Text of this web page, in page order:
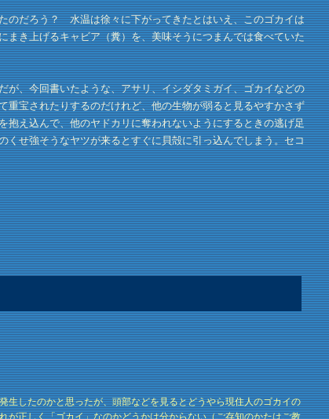
のだろう？ 水温は徐々に下がってきたとはいえ、このゴカイは
き上げるキャビア（糞）を、美味そうにつまんでは食べていた
、今回書いたような、アサリ、イシダタミガイ、ゴカイなどの
宝されたりするのだけれど、他の生物が弱ると見るやすかさず
え込んで、他のヤドカリに奪われないようにするときの逃げ足
せ強そうなヤツが来るとすぐに貝殻に引っ込んでしまう。セコ
したのかと思ったが、頭部などを見るとどうやら現住人のゴカイの
正しく「ゴカイ」なのかどうかは分からない（ご存知のかたはご教